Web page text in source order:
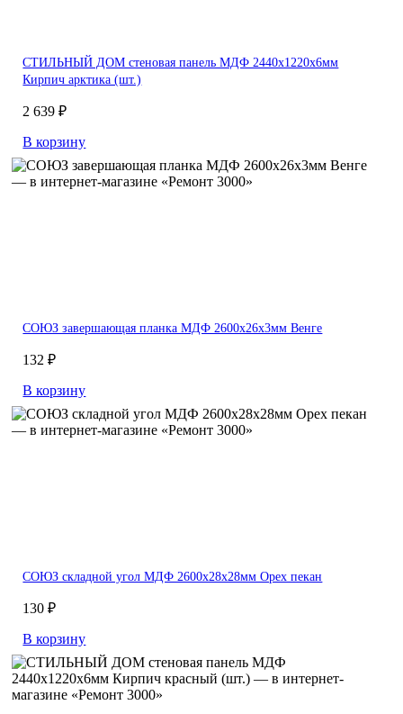
СТИЛЬНЫЙ ДОМ стеновая панель МДФ 2440х1220х6мм
Кирпич арктика (шт.)
2 639 ₽
В корзину
СОЮЗ завершающая планка МДФ 2600х26х3мм Венге
132 ₽
В корзину
СОЮЗ складной угол МДФ 2600х28х28мм Орех пекан
130 ₽
В корзину